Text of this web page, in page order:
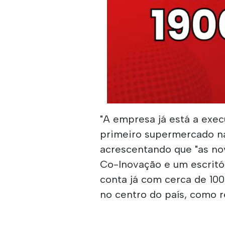
"A empresa já está a
primeiro supermercado
acrescentando que "as
Co-Inovação e um
conta já com cerca de
no centro do país, como